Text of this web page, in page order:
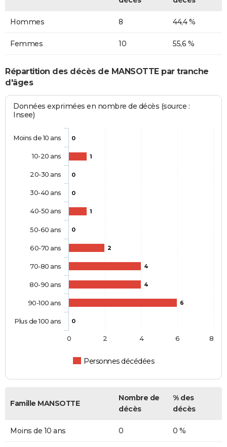
Hommes 8 44,4 %
Femmes 10 55,6 %
Répartition des décès de MANSOTTE par tranche
d'âges
Données exprimées en nombre de décès (source :
Insee)
0
1
0
0
1
0
2
4
4
6
0
Personnes décédées
Moins de 10 ans
10-20 ans
20-30 ans
30-40 ans
40-50 ans
50-60 ans
60-70 ans
70-80 ans
80-90 ans
90-100 ans
Plus de 100 ans
0 2 4 6 8
Famille MANSOTTE
Nombre de
décès
% des
décès
Moins de 10 ans 0 0 %